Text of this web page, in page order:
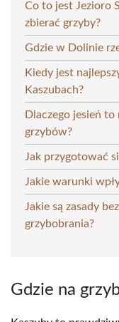
Co to jest Jezioro
zbierać grzyby?
Gdzie w Dolinie
Kiedy jest
Kaszubach?
Dlaczego jesień
grzybów?
Jak przygotować
Jakie warunki
Jakie są zasady
grzybobrania?
Gdzie na